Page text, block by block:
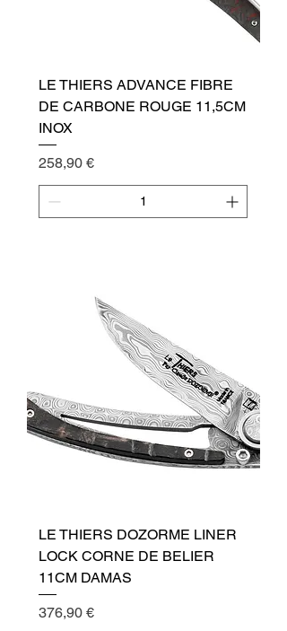
LE THIERS ADVANCE FIBRE
DE CARBONE ROUGE 11,5CM
INOX
Cena
258,90 €
LE THIERS DOZORME LINER
LOCK CORNE DE BELIER
11CM DAMAS
Cena
376,90 €